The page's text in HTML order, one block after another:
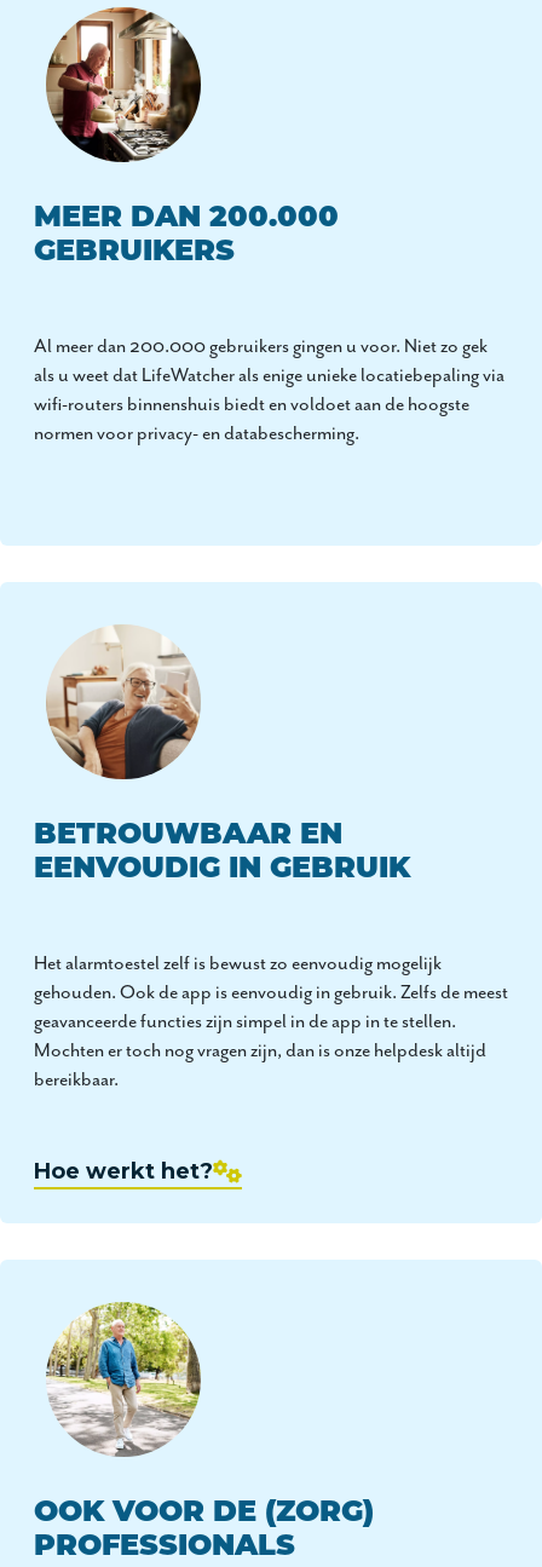
MEER DAN 200.000
GEBRUIKERS
Al meer dan 200.000 gebruikers gingen u voor. Niet zo gek
als u weet dat LifeWatcher als enige unieke locatiebepaling via
wifi-routers binnenshuis biedt en voldoet aan de hoogste
normen voor privacy- en databescherming.
BETROUWBAAR EN
EENVOUDIG IN GEBRUIK
Het alarmtoestel zelf is bewust zo eenvoudig mogelijk
gehouden. Ook de app is eenvoudig in gebruik. Zelfs de meest
geavanceerde functies zijn simpel in de app in te stellen.
Mochten er toch nog vragen zijn, dan is onze helpdesk altijd
bereikbaar.
Hoe werkt het?
OOK VOOR DE (ZORG)
PROFESSIONALS